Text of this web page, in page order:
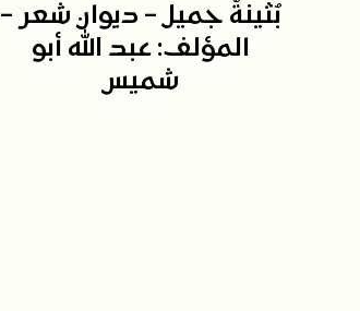
بُثينةُ جميل – ديوان شعر –
المؤلف: عبد الله أبو
شميس